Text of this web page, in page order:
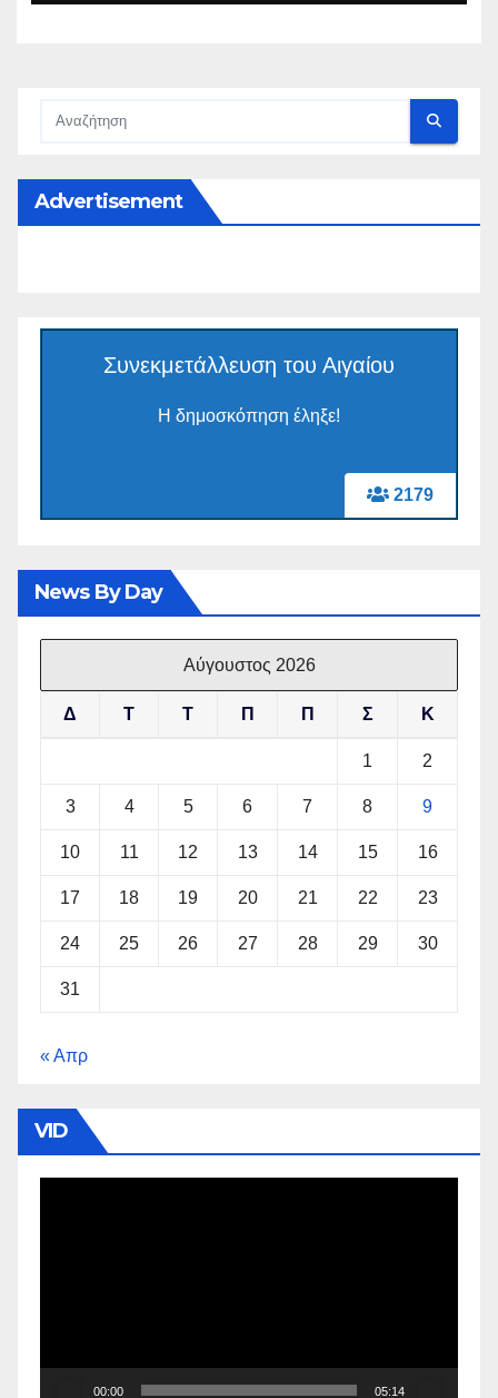
Advertisement
2179
Συνεκμετάλλευση του Αιγαίου
Η δημοσκόπηση έληξε!
News By Day
Αύγουστος 2026
Δ Τ Τ Π Π Σ Κ
1 2
3 4 5 6 7 8 9
10 11 12 13 14 15 16
17 18 19 20 21 22 23
24 25 26 27 28 29 30
31
« Απρ
VID
00:00 05:14